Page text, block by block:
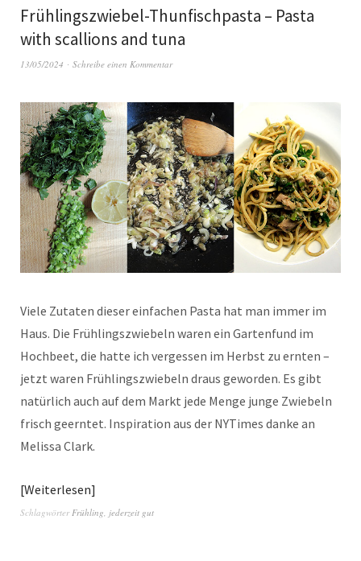
Frühlingszwiebel-Thunfischpasta – Pasta
with scallions and tuna
13/05/2024 Schreibe einen Kommentar
Viele Zutaten dieser einfachen Pasta hat man immer im
Haus. Die Frühlingszwiebeln waren ein Gartenfund im
Hochbeet, die hatte ich vergessen im Herbst zu ernten –
jetzt waren Frühlingszwiebeln draus geworden. Es gibt
natürlich auch auf dem Markt jede Menge junge Zwiebeln
frisch geerntet. Inspiration aus der NYTimes danke an
Melissa Clark.
Weiterlesen
SchlagwörterFrühling, jederzeit gut